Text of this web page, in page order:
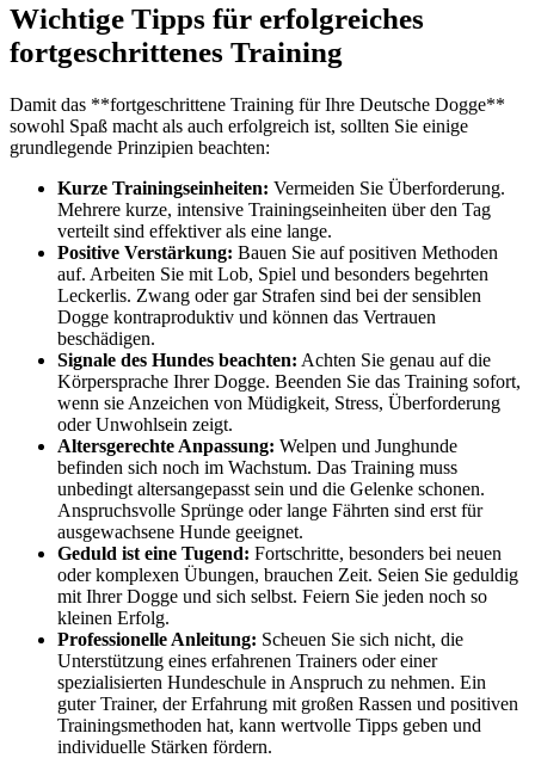
Wichtige Tipps für erfolgreiches
fortgeschrittenes Training
Damit das **fortgeschrittene Training für Ihre Deutsche Dogge**
sowohl Spaß macht als auch erfolgreich ist, sollten Sie einige
grundlegende Prinzipien beachten:
Kurze Trainingseinheiten: Vermeiden Sie Überforderung.
Mehrere kurze, intensive Trainingseinheiten über den Tag
verteilt sind effektiver als eine lange.
Positive Verstärkung: Bauen Sie auf positiven Methoden
auf. Arbeiten Sie mit Lob, Spiel und besonders begehrten
Leckerlis. Zwang oder gar Strafen sind bei der sensiblen
Dogge kontraproduktiv und können das Vertrauen
beschädigen.
Signale des Hundes beachten: Achten Sie genau auf die
Körpersprache Ihrer Dogge. Beenden Sie das Training sofort,
wenn sie Anzeichen von Müdigkeit, Stress, Überforderung
oder Unwohlsein zeigt.
Altersgerechte Anpassung: Welpen und Junghunde
befinden sich noch im Wachstum. Das Training muss
unbedingt altersangepasst sein und die Gelenke schonen.
Anspruchsvolle Sprünge oder lange Fährten sind erst für
ausgewachsene Hunde geeignet.
Geduld ist eine Tugend: Fortschritte, besonders bei neuen
oder komplexen Übungen, brauchen Zeit. Seien Sie geduldig
mit Ihrer Dogge und sich selbst. Feiern Sie jeden noch so
kleinen Erfolg.
Professionelle Anleitung: Scheuen Sie sich nicht, die
Unterstützung eines erfahrenen Trainers oder einer
spezialisierten Hundeschule in Anspruch zu nehmen. Ein
guter Trainer, der Erfahrung mit großen Rassen und positiven
Trainingsmethoden hat, kann wertvolle Tipps geben und
individuelle Stärken fördern.